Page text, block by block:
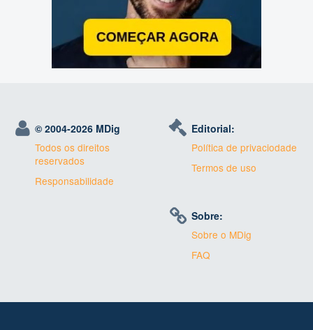
© 2004-2026 MDig
Todos os direitos
reservados
Responsabilidade
Editorial:
Política de privaciodade
Termos de uso
Sobre:
Sobre o MDig
FAQ